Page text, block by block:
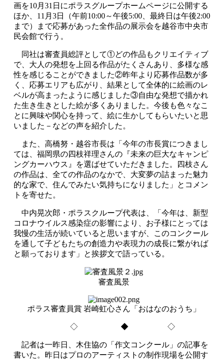
画を10月31日にポラスグループホームページに公開する
ほか、11月3日（午前10:00～午後5:00、最終日は午後2:00
まで）まで応募があった全作品の展示会を越谷市中央市
民会館で行う。
同社は審査員総評として①どの作品もクリエイティブ
で、大人の発想を上回る作品がたくさんあり、多様な感
性を感じることができました②昨年より応募作品数が多
く、応募エリアも広がり、結果として全体的に絵画のレ
ベルが高まったように感じました③自由な発想で描かれ
た生き生きとした絵が多くありました。今後も色々なこ
とに興味や関心を持って、絵に生かしてもらいたいと思
いました－などの声を紹介した。
また、高橋努・越谷市長は「今年の市長賞につきまし
ては、福岡県の四枝祥理さんの『未来の巨大なキャンピ
ングカーハウス』を選ばせていただきました。四枝さん
の作品は、全ての作品のなかで、大変夢の詰まった魅力
的な家で、住んでみたい気持ちになりました」とコメン
トを寄せた。
中内晃次郎・ポラスクループ代表は、「今年は、新型
コロナウイルス感染症の影響により、お子様にとっては
我慢の生活が続いていると思いますが、このコンクール
を通して子どもたちの創造力や表現力の成長に繋がれば
と願っております」と挨拶文で語っている。
審査風景
ポラス審査員賞 岩崎虹心さん「おはなのおうち」
◇ ◆ ◇
記者は一昨日、木住協の「作文コンクール」の記事を
書いた。昨日はプロのアーティストの制作現場を公開す